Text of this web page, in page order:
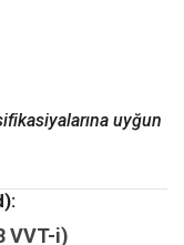
uyğun
VVT-i)